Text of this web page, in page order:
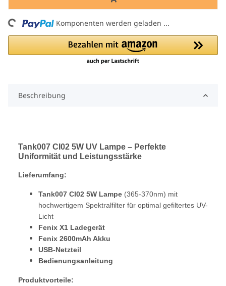
Loading... Komponenten werden geladen ...
Beschreibung
Tank007 CI02 5W UV Lampe – Perfekte
Uniformität und Leistungsstärke
Lieferumfang:
Tank007 CI02 5W Lampe (365-370nm) mit
hochwertigem Spektralfilter für optimal gefiltertes UV-
Licht
Fenix X1 Ladegerät
Fenix 2600mAh Akku
USB-Netzteil
Bedienungsanleitung
Produktvorteile: